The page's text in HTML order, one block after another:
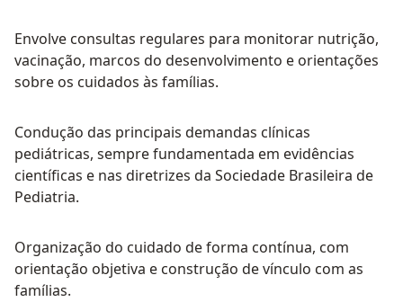
Envolve consultas regulares para monitorar nutrição,
vacinação, marcos do desenvolvimento e orientações
sobre os cuidados às famílias.
Condução das principais demandas clínicas
pediátricas, sempre fundamentada em evidências
científicas e nas diretrizes da Sociedade Brasileira de
Pediatria.
Organização do cuidado de forma contínua, com
orientação objetiva e construção de vínculo com as
famílias.